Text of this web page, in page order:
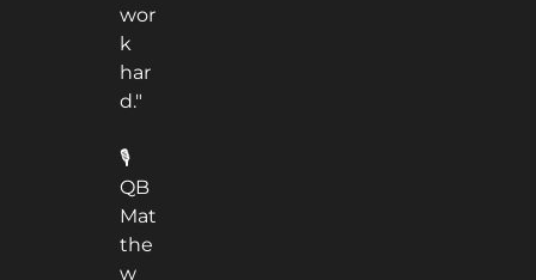
wor
k
har
d."
🎙
QB
Mat
the
w